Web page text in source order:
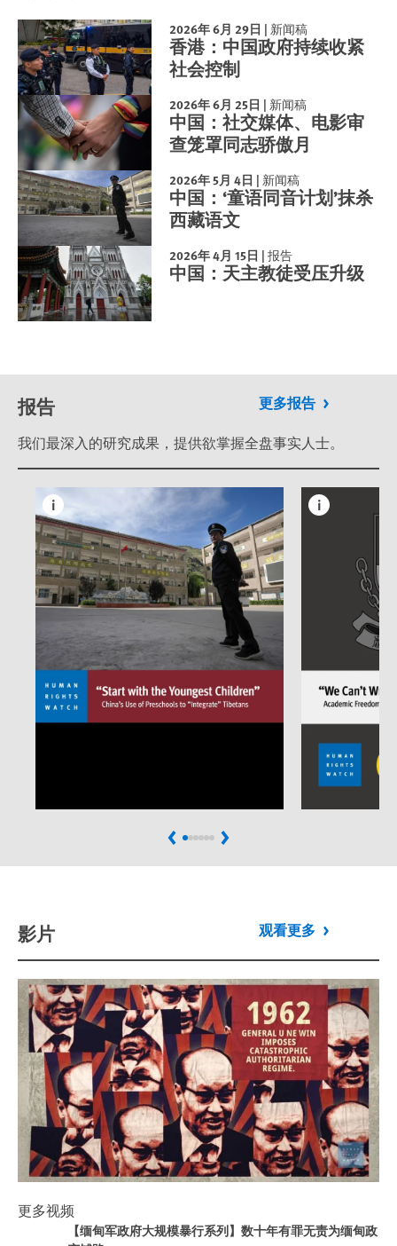
2026年 6月 29日 | 新闻稿
香港：中国政府持续收紧
社会控制
2026年 6月 25日 | 新闻稿
中国：社交媒体、电影审
查笼罩同志骄傲月
2026年 5月 4日 | 新闻稿
中国：‘童语同音计划’抹杀
西藏语文
2026年 4月 15日 |报告
中国：天主教徒受压升级
报告 更多报告
我们最深入的研究成果，提供欲掌握全盘事实人士。
PreviousNext
影片 观看更多
Play
【缅甸军政府大规模暴行系列】数十年
更多视频
Play video【缅甸军政府大规模暴行系列】数十年有罪无责为缅甸政